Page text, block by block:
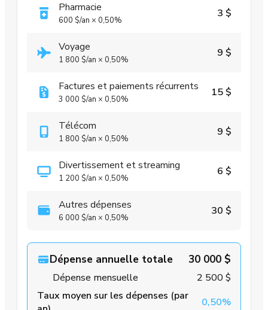
Pharmacie
600 $/an × 0,50%
3 $
Voyage
1 800 $/an × 0,50%
9 $
Factures et paiements récurrents
3 000 $/an × 0,50%
15 $
Télécom
1 800 $/an × 0,50%
9 $
Divertissement et streaming
1 200 $/an × 0,50%
6 $
Autres dépenses
6 000 $/an × 0,50%
30 $
Dépense annuelle totale 30 000 $
Dépense mensuelle
2 500 $
Taux moyen sur les dépenses (par
0,50%